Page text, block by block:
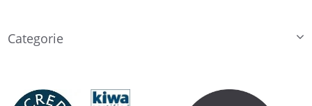
Categorie